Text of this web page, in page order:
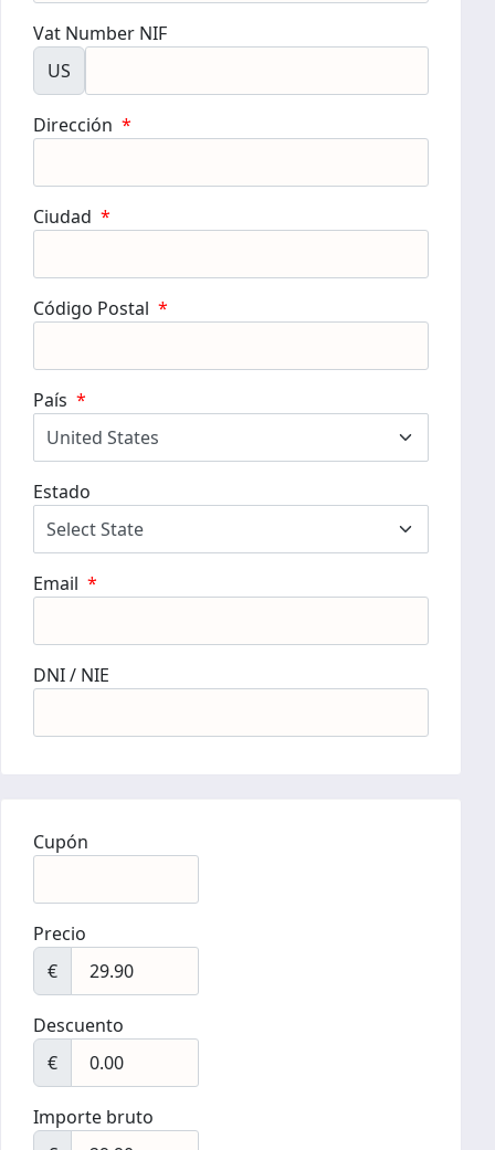
Vat Number NIF
US
Dirección *
Ciudad *
Código Postal *
País *
Estado
Email *
DNI / NIE
Cupón
Precio
€
Descuento
€
Importe bruto